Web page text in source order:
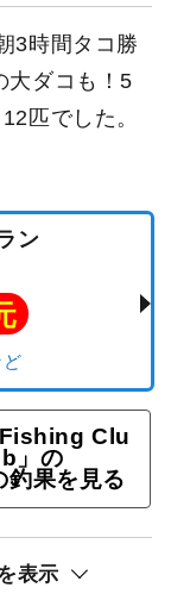
3時間タコ勝
大ダコも！5
匹でした。
ン
Fishing Clu
b」の
釣果を見る
表示